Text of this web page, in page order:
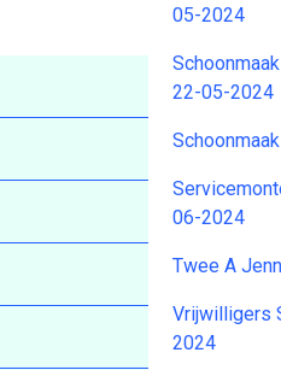
05-2024
22-05-2024
06-2024
Twee A
Vrijwilligers
2024